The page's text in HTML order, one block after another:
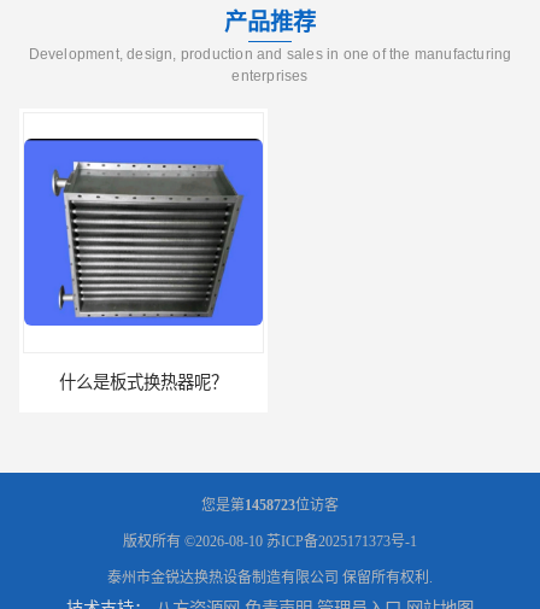
产品推荐
Development, design, production and sales in one of the manufacturing
enterprises
什么是板式换热器呢？
您是第1458723位访客
版权所有 ©2026-08-10 苏ICP备2025171373号-1
泰州市金锐达换热设备制造有限公司 保留所有权利.